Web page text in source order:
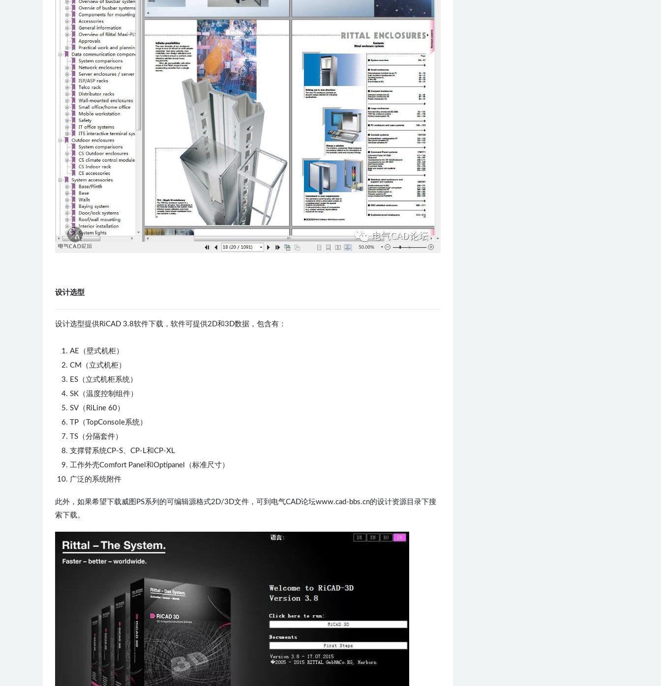
设计选型
设计选型提供RiCAD 3.8软件下载，软件可提供2D和3D数据，包含有：
AE（壁式机柜）
CM（立式机柜）
ES（立式机柜系统）
SK（温度控制组件）
SV（RiLine 60）
TP（TopConsole系统）
TS（分隔套件）
支撑臂系统CP-S、CP-L和CP-XL
工作外壳Comfort Panel和Optipanel（标准尺寸）
广泛的系统附件
此外，如果希望下载威图PS系列的可编辑源格式2D/3D文件，可到电气CAD论坛www.cad-bbs.cn的设计资源目录下搜
索下载。